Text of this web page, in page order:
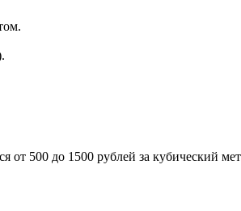
от 500 до 1500 рублей за кубический